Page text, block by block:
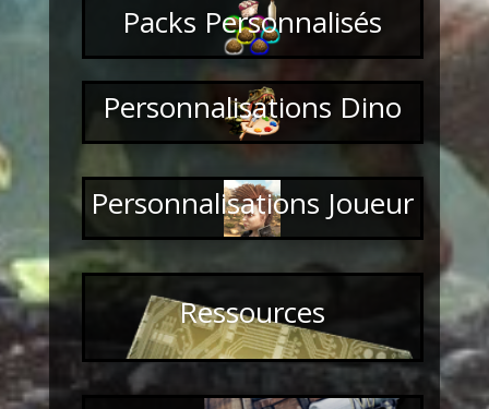
Packs Personnalisés
Personnalisations Dino
Personnalisations Joueur
Ressources